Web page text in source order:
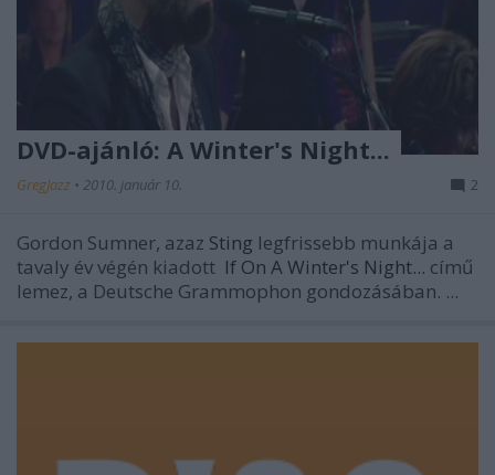
DVD-ajánló: A Winter's Night...
GregJazz • 2010. január 10. 2
Gordon Sumner, azaz Sting legfrissebb munkája a
tavaly év végén kiadott If On A Winter's Night... című
lemez, a Deutsche Grammophon gondozásában. ...